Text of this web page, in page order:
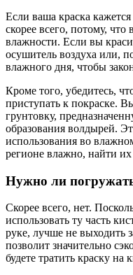
Если ваша краска
скорее всего, потому,
влажности. Если вы
осушитель воздуха или,
влажного дня, чтобы
Кроме того, убедитесь,
приступать к покраске.
грунтовку,
образования волдырей.
использования во
регионе влажно, найти их
Нужно ли
Скорее всего, нет.
использовать ту часть
руке, лучше не выходить
позволит значительно
будете тратить краску на